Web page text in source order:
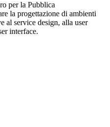
per la Pubblica
la progettazione di ambienti
al service design, alla user
interface.